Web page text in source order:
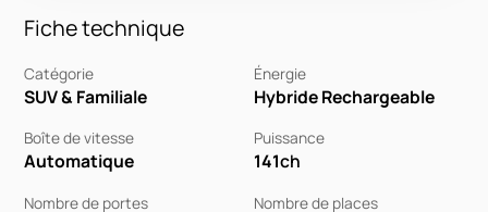
Fiche technique
Catégorie
SUV & Familiale
Énergie
Hybride Rechargeable
Boîte de vitesse
Automatique
Puissance
141ch
Nombre de portes Nombre de places